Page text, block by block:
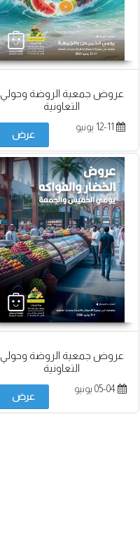
عروض جمعية الروضة وحولي
التعاونية
عرض
عروض جمعية الروضة وحولي
التعاونية
05-04 يونيو
عرض